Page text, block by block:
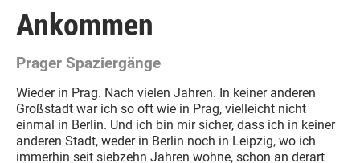
Ankommen
Prager Spaziergänge
Wieder in Prag. Nach vielen Jahren. In keiner anderen
Großstadt war ich so oft wie in Prag, vielleicht nicht
einmal in Berlin. Und ich bin mir sicher, dass ich in keiner
anderen Stadt, weder in Berlin noch in Leipzig, wo ich
immerhin seit siebzehn Jahren wohne, schon an derart